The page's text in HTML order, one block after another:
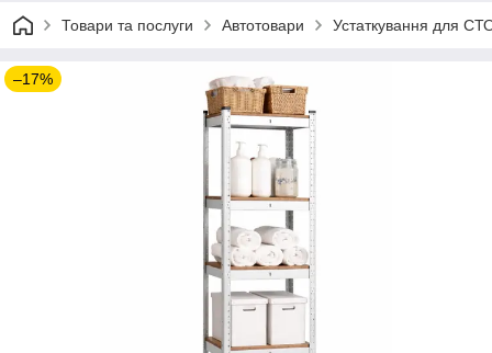
Товари та послуги Автотовари Устаткування для
–17%